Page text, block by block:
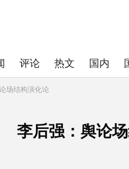
评论 热文 国内
场结构演化论
李后强：舆论